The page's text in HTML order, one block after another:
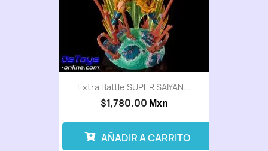
Extra Battle SUPER SAIYAN...
$1,780.00 Mxn
AÑADIR A CARRITO